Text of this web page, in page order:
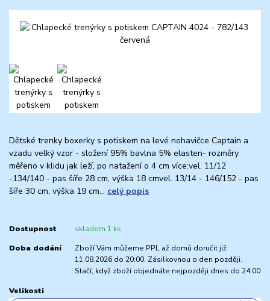
Dětské trenky boxerky s potiskem na levé nohavičce Captain a
vzadu velký vzor - složení 95% bavlna 5% elasten- rozměry
měřeno v klidu jak leží, po natažení o 4 cm více:vel. 11/12
-134/140 - pas šíře 28 cm, výška 18 cmvel. 13/14 - 146/152 - pas
šíře 30 cm, výška 19 cm... celý popis
Dostupnost skladem 1 ks
Doba dodání
Zboží Vám můžeme PPL až domů doručit již
11.08.2026 do 20:00. Zásilkovnou o den později.
Stačí, když zboží objednáte nejpozději dnes do 24:00
Velikosti